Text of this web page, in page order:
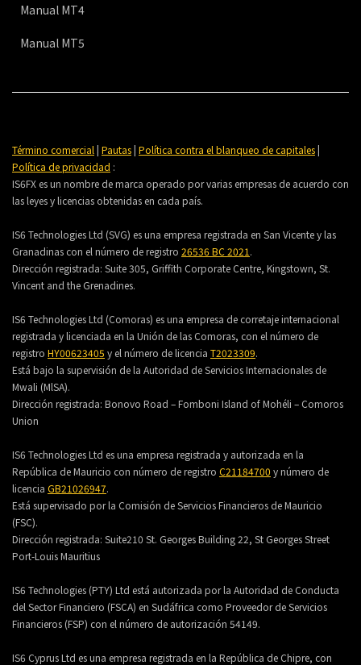
Manual MT4
Manual MT5
Término comercial | Pautas| Política contra el blanqueo de capitales|
Política de privacidad :
IS6FX es un nombre de marca operado por varias empresas de acuerdo con
las leyes y licencias obtenidas en cada país.
IS6 Technologies Ltd (SVG) es una empresa registrada en San Vicente y las
Granadinas con el número de registro 26536 BC 2021.
Dirección registrada: Suite 305, Griffith Corporate Centre, Kingstown, St.
Vincent and the Grenadines.
IS6 Technologies Ltd (Comoras) es una empresa de corretaje internacional
registrada y licenciada en la Unión de las Comoras, con el número de
registro HY00623405 y el número de licencia T2023309.
Está bajo la supervisión de la Autoridad de Servicios Internacionales de
Mwali (MlSA).
Dirección registrada: Bonovo Road – Fomboni Island of Mohéli – Comoros
Union
IS6 Technologies Ltd es una empresa registrada y autorizada en la
República de Mauricio con número de registro C21184700 y número de
licencia GB21026947.
Está supervisado por la Comisión de Servicios Financieros de Mauricio
(FSC).
Dirección registrada: Suite210 St. Georges Building 22, St Georges Street
Port-Louis Mauritius
IS6 Technologies (PTY) Ltd está autorizada por la Autoridad de Conducta
del Sector Financiero (FSCA) en Sudáfrica como Proveedor de Servicios
Financieros (FSP) con el número de autorización 54149.
IS6 Cyprus Ltd es una empresa registrada en la República de Chipre, con